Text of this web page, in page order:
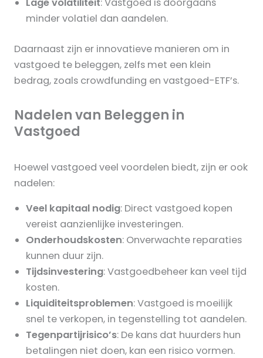
minder volatiel dan aandelen.
Daarnaast zijn er innovatieve manieren om in
vastgoed te beleggen, zelfs met een klein
bedrag, zoals crowdfunding en vastgoed-ETF’s.
Nadelen van Beleggen in
Vastgoed
Hoewel vastgoed veel voordelen biedt, zijn er ook
nadelen:
Veel kapitaal nodig: Direct vastgoed kopen
vereist aanzienlijke investeringen.
Onderhoudskosten: Onverwachte reparaties
kunnen duur zijn.
Tijdsinvestering: Vastgoedbeheer kan veel tijd
kosten.
Liquiditeitsproblemen: Vastgoed is moeilijk
snel te verkopen, in tegenstelling tot aandelen.
Tegenpartijrisico’s: De kans dat huurders hun
betalingen niet doen, kan een risico vormen.